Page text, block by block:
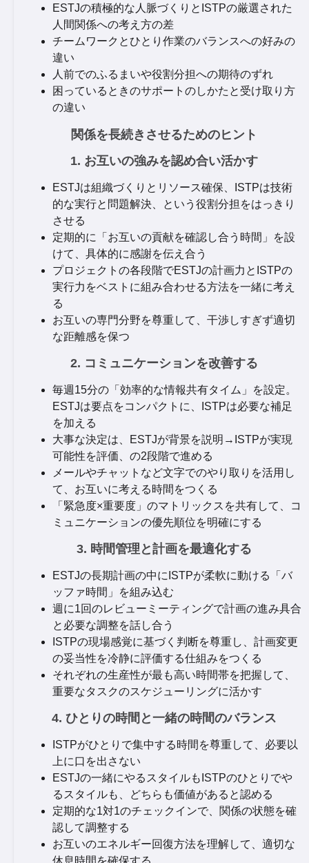
ESTJの積極的な人脈づくりとISTPの厳選された
人間関係への考え方の差
チームワークとひとり作業のバランスへの好みの
違い
人前でのふるまいや役割分担への期待のずれ
困っているときのサポートのしかたと受け取り方
の違い
関係を長続きさせるためのヒント
1. お互いの強みを認め合い活かす
ESTJは組織づくりとリソース確保、ISTPは技術
的な実行と問題解決、という役割分担をはっきり
させる
定期的に「お互いの貢献を確認し合う時間」を設
けて、具体的に感謝を伝え合う
プロジェクトの各段階でESTJの計画力とISTPの
実行力をベストに組み合わせる方法を一緒に考え
る
お互いの専門分野を尊重して、干渉しすぎず適切
な距離感を保つ
2. コミュニケーションを改善する
毎週15分の「効率的な情報共有タイム」を設定。
ESTJは要点をコンパクトに、ISTPは必要な補足
を加える
大事な決定は、ESTJが背景を説明→ISTPが実現
可能性を評価、の2段階で進める
メールやチャットなど文字でのやり取りを活用し
て、お互いに考える時間をつくる
「緊急度×重要度」のマトリックスを共有して、コ
ミュニケーションの優先順位を明確にする
3. 時間管理と計画を最適化する
ESTJの長期計画の中にISTPが柔軟に動ける「バ
ッファ時間」を組み込む
週に1回のレビューミーティングで計画の進み具合
と必要な調整を話し合う
ISTPの現場感覚に基づく判断を尊重し、計画変更
の妥当性を冷静に評価する仕組みをつくる
それぞれの生産性が最も高い時間帯を把握して、
重要なタスクのスケジューリングに活かす
4. ひとりの時間と一緒の時間のバランス
ISTPがひとりで集中する時間を尊重して、必要以
上に口を出さない
ESTJの一緒にやるスタイルもISTPのひとりでや
るスタイルも、どちらも価値があると認める
定期的な1対1のチェックインで、関係の状態を確
認して調整する
お互いのエネルギー回復方法を理解して、適切な
休息時間を確保する